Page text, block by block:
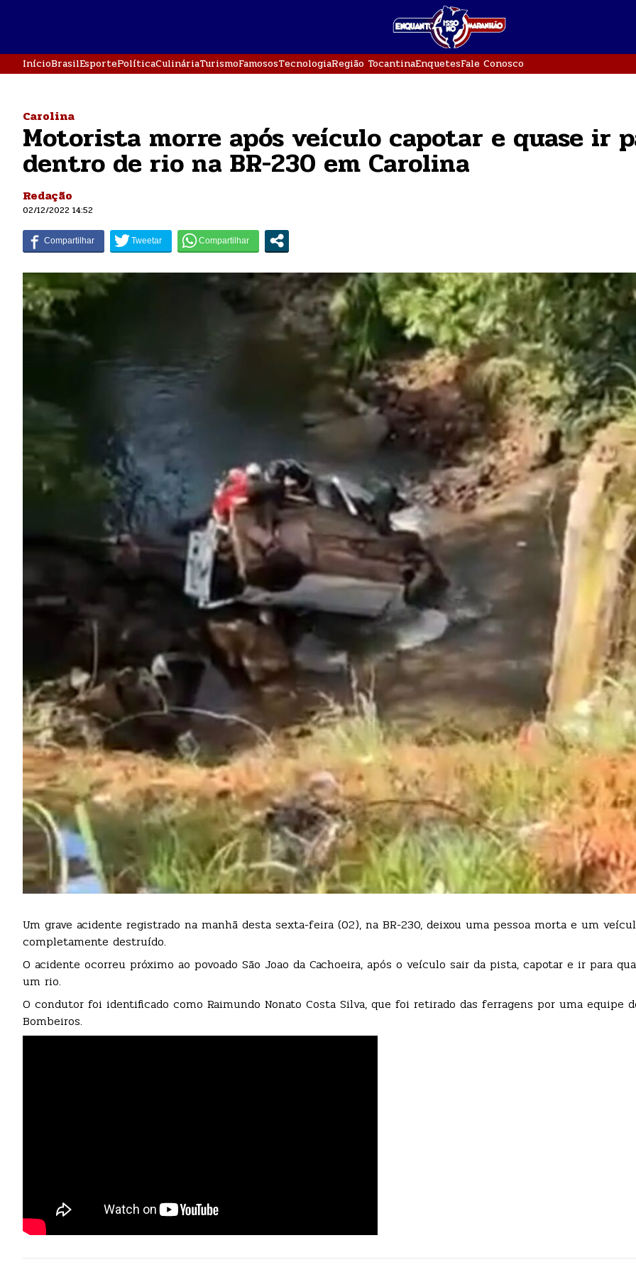
InícioBrasilEsportePolíticaCulináriaTurismoFamososTecnologiaRegião TocantinaEnquetesFale Conosco
Carolina
Motorista morre após veículo capotar e quase ir
dentro de rio na BR-230 em Carolina
Redação
02/12/2022 14:52
Um grave acidente registrado na manhã desta sexta-feira (02), na BR-230, deixou uma pessoa morta e um
completamente destruído.
O acidente ocorreu próximo ao povoado São Joao da Cachoeira, após o veículo sair da pista, capotar e ir para
um rio.
O condutor foi identificado como Raimundo Nonato Costa Silva, que foi retirado das ferragens por uma equipe
Bombeiros.